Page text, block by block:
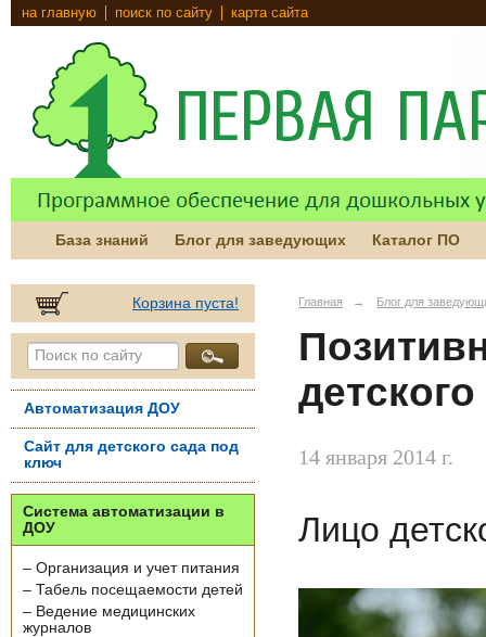
на главную поиск по сайту карта сайта
База знаний Блог для заведующих Каталог ПО
Корзина пуста!
Автоматизация ДОУ
Сайт для детского сада под
ключ
Система автоматизации в
ДОУ
– Организация и учет питания
– Табель посещаемости детей
– Ведение медицинских
журналов
Главная → Блог для
14 января 2014 г.
Лицо